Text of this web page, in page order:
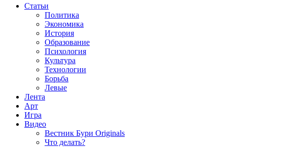
Статьи
Политика
Экономика
История
Образование
Психология
Культура
Технологии
Борьба
Левые
Лента
Арт
Игра
Видео
Вестник Бури Originals
Что делать?